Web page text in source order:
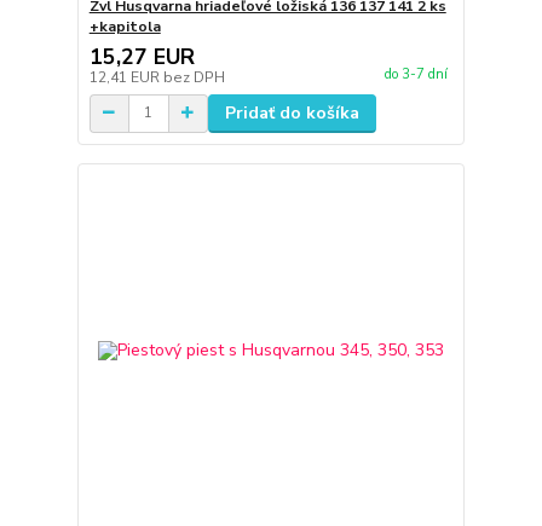
Zvl Husqvarna hriadeľové ložiská 136 137 141 2 ks
+kapitola
15,27 EUR
12,41 EUR bez DPH do 3-7 dní
Pridať do košíka